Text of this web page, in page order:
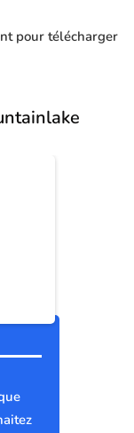
pour télécharger